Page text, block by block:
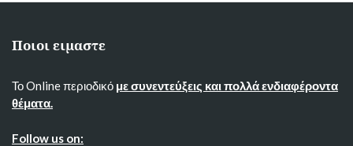
Ποιοι ειμαστε
Το Online περιοδικό με συνεντεύξεις και πολλά ενδιαφέροντα
θέματα.
Follow us on: